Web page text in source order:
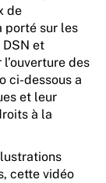
de
porté sur les
DSN et
des
ci-dessous a
et leur
à la
cette vidéo